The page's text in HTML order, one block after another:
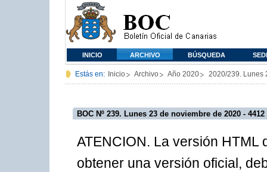
INICIO ARCHIVO BÚSQUEDA
Estás en: Inicio Archivo Año 2020 2020/239. Lunes
BOC Nº 239. Lunes 23 de noviembre de 2020 - 4412
ATENCION. La versión HTML
obtener una versión oficial,